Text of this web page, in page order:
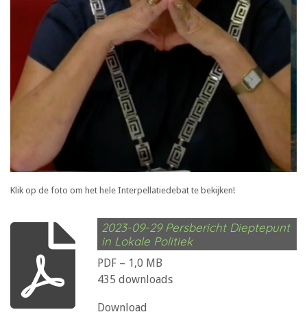
Klik op de foto om het hele Interpellatiedebat te bekijken!
2023-09-29 Persbericht Dieptepunt
in Lokale Politiek
PDF – 1,0 MB
435 downloads
Download